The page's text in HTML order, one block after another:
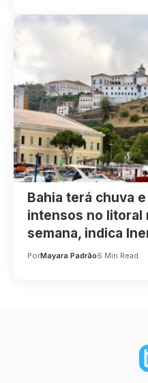
Bahia terá chuva
intensos no litoral
semana, indica
PorMayara Padrão6 Min Read